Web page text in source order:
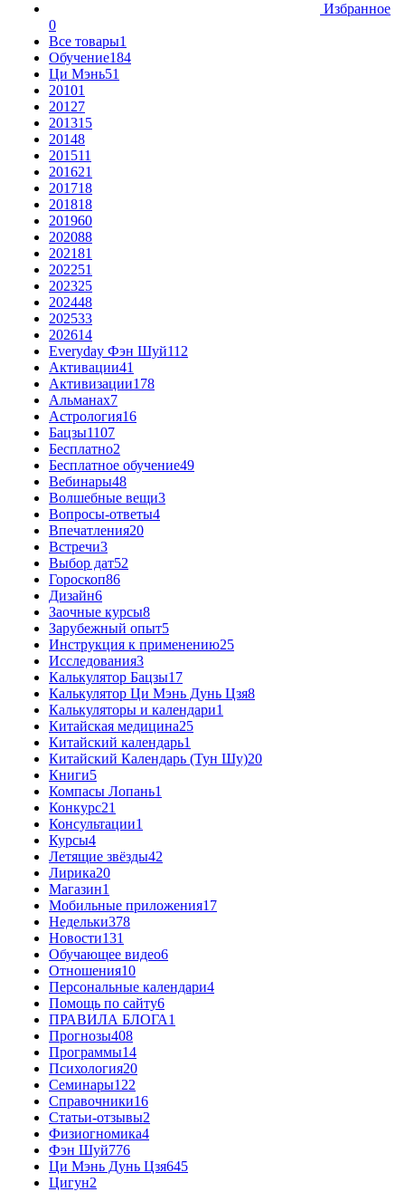
Избранное
0
Все товары1
Обучение184
Ци Мэнь51
20101
20127
201315
20148
201511
201621
201718
201818
201960
202088
202181
202251
202325
202448
202533
202614
Everyday Фэн Шуй112
Активации41
Активизации178
Альманах7
Астрология16
Бацзы1107
Бесплатно2
Бесплатное обучение49
Вебинары48
Волшебные вещи3
Вопросы-ответы4
Впечатления20
Встречи3
Выбор дат52
Гороскоп86
Дизайн6
Заочные курсы8
Зарубежный опыт5
Инструкция к применению25
Исследования3
Калькулятор Бацзы17
Калькулятор Ци Мэнь Дунь Цзя8
Калькуляторы и календари1
Китайская медицина25
Китайский календарь1
Китайский Календарь (Тун Шу)20
Книги5
Компасы Лопань1
Конкурс21
Консультации1
Курсы4
Летящие звёзды42
Лирика20
Магазин1
Мобильные приложения17
Недельки378
Новости131
Обучающее видео6
Отношения10
Персональные календари4
Помощь по сайту6
ПРАВИЛА БЛОГА1
Прогнозы408
Программы14
Психология20
Семинары122
Справочники16
Статьи-отзывы2
Физиогномика4
Фэн Шуй776
Ци Мэнь Дунь Цзя645
Цигун2